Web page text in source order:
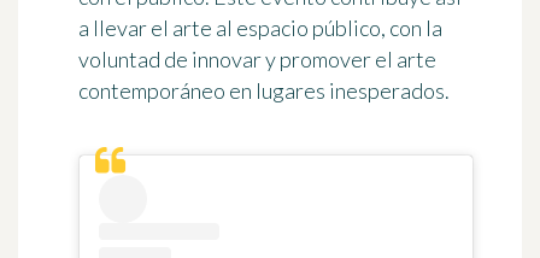
a llevar el arte al espacio público, con la
voluntad de innovar y promover el arte
contemporáneo en lugares inesperados.